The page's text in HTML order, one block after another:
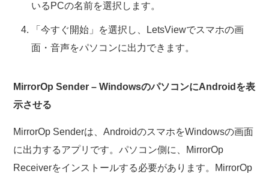
いるPCの名前を選択します。
「今すぐ開始」を選択し、LetsViewでスマホの画
面・音声をパソコンに出力できます。
MirrorOp Sender – WindowsのパソコンにAndroidを表
示させる
MirrorOp Senderは、AndroidのスマホをWindowsの画面
に出力するアプリです。パソコン側に、MirrorOp
Receiverをインストールする必要があります。MirrorOp